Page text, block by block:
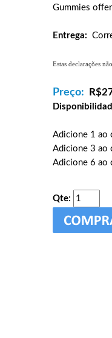
Gummies
Entrega:
Estas declarações
Preço: R$
Adicione 1 ao
Adicione 3 ao
Adicione 6 ao
Qte: